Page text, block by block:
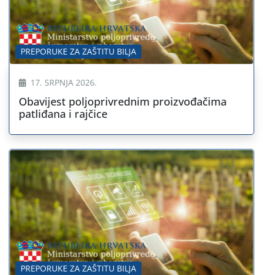
PREPORUKE ZA ZAŠTITU BILJA
17. SRPNJA 2026.
Obavijest poljoprivrednim proizvođačima
patliđana i rajčice
PREPORUKE ZA ZAŠTITU BILJA